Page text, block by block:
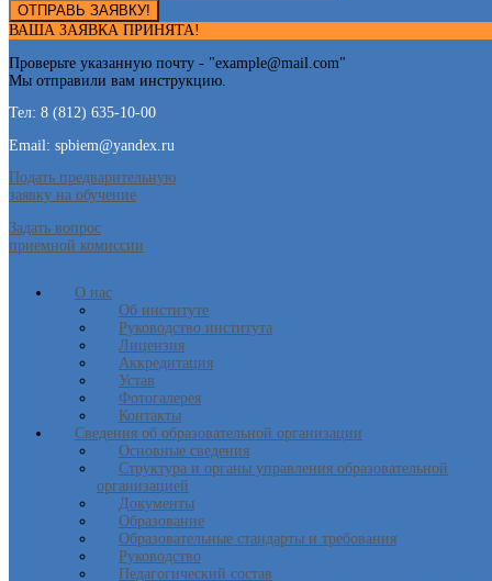
ОТПРАВЬ ЗАЯВКУ!
ВАША ЗАЯВКА ПРИНЯТА!
Проверьте указанную почту - "example@mail.com"
Мы отправили вам инструкцию.
Тел: 8 (812) 635-10-00
Email: spbiem@yandex.ru
Подать предварительную
заявку на обучение
Задать вопрос
приемной комиссии
О нас
Об институте
Руководство института
Лицензия
Аккредитация
Устав
Фотогалерея
Контакты
Сведения об образовательной организации
Основные сведения
Структура и органы управления образовательной
организацией
Документы
Образование
Образовательные стандарты и требования
Руководство
Педагогический состав